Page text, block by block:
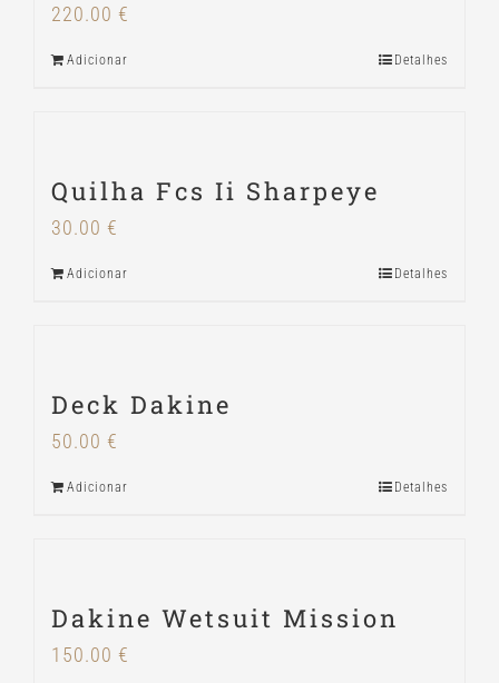
220.00 €
Adicionar Detalhes
Quilha Fcs Ii Sharpeye
30.00 €
Adicionar Detalhes
Deck Dakine
50.00 €
Adicionar Detalhes
Dakine Wetsuit Mission
150.00 €